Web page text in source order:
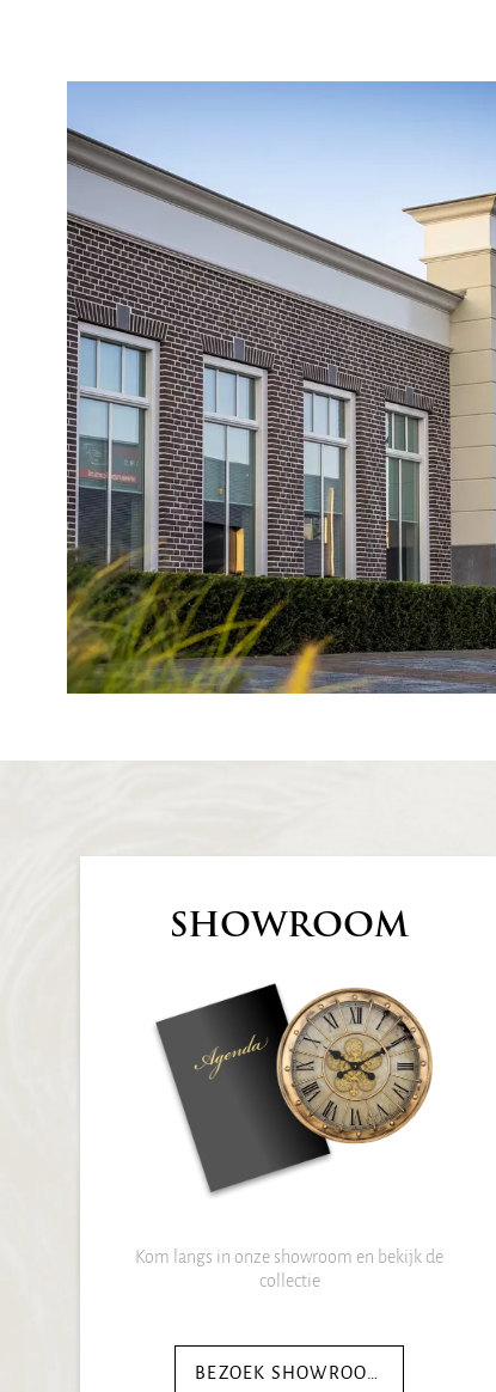
SHOWROOM
Kom langs in onze showroom en bekijk de
collectie
BEZOEK SHOWROOM